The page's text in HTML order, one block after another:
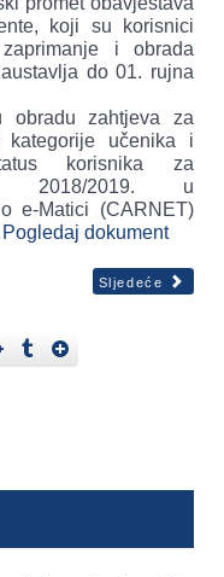
koji su korisnici
i obrada
do 01. rujna
obradu zahtjeva za
kategorije učenika i
korisnika za
2018/2019. u
e-Matici (CARNET)
Pogledaj dokument
Sljedeće